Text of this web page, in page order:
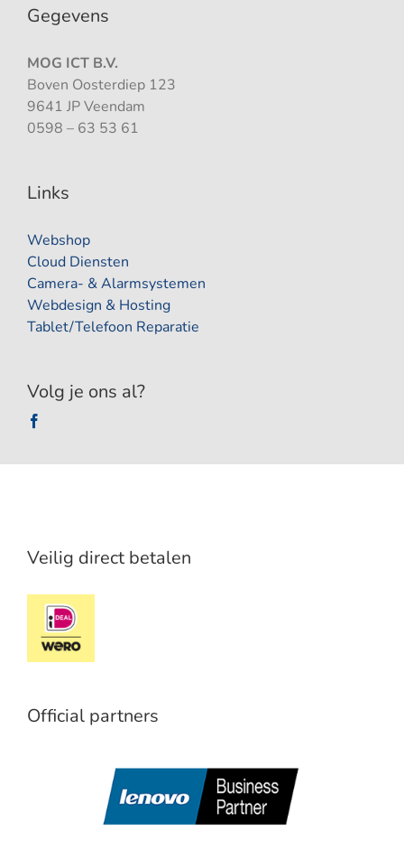
Gegevens
MOG ICT B.V.
Boven Oosterdiep 123
9641 JP Veendam
0598 – 63 53 61
Links
Webshop
Cloud Diensten
Camera- & Alarmsystemen
Webdesign & Hosting
Tablet/Telefoon Reparatie
Volg je ons al?
Veilig direct betalen
Official partners